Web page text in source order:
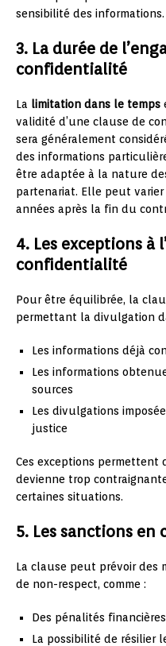
sensibilité des informations.
3. La durée de
confidentialité
La limitation dans le temps
validité d’une clause de
sera généralement
des informations
être adaptée à la nature
partenariat. Elle peut
années après la fin du
4. Les exceptions à
confidentialité
Pour être équilibrée, la
permettant la divulgation
Les informations déjà
Les informations
sources
Les divulgations
justice
Ces exceptions permettent
devienne trop
certaines situations.
5. Les sanctions en
La clause peut prévoir des
de non-respect, comme :
Des pénalités financières
La possibilité de résilier